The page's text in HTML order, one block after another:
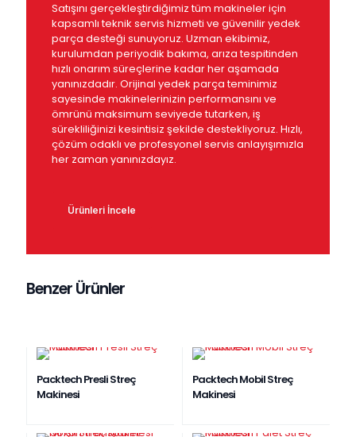
Satışını gerçekleştirdiğimiz tüm makineler için
kapsamlı teknik servis hizmeti ve güvenilir yedek
parça desteği sunuyoruz. Uzman ekibimiz,
kurulumdan periyodik bakıma, arıza tespitinden
hızlı onarım süreçlerine kadar her aşamada
yanınızdadır. Orijinal yedek parça teminimiz
sayesinde makinelerinizin performansını ve
ömrünü maksimum seviyede tutarken, iş
sürekliliğinizi kesintisiz şekilde destekliyoruz. Hızlı,
çözüm odaklı ve profesyonel servis anlayışımızla
her zaman yanınızdayız.
Ürünleri İncele
Benzer Ürünler
Packtech Presli Streç
Makinesi
Packtech Mobil Streç
Makinesi